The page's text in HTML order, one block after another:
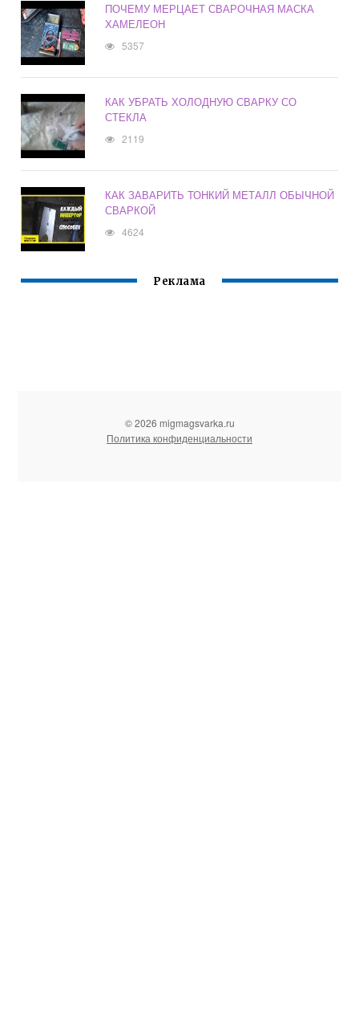
ПОЧЕМУ МЕРЦАЕТ СВАРОЧНАЯ МАСКА
ХАМЕЛЕОН
5357
КАК УБРАТЬ ХОЛОДНУЮ СВАРКУ СО
СТЕКЛА
2119
КАК ЗАВАРИТЬ ТОНКИЙ МЕТАЛЛ ОБЫЧНОЙ
СВАРКОЙ
4624
Реклама
© 2026 migmagsvarka.ru
Политика конфиденциальности